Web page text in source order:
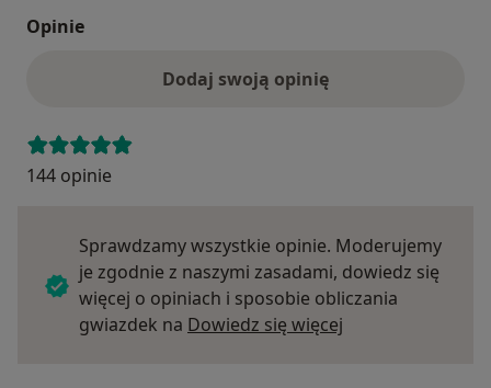
Opinie
Dodaj swoją opinię
144 opinie
Sprawdzamy wszystkie opinie. Moderujemy
je zgodnie z naszymi zasadami, dowiedz się
więcej o opiniach i sposobie obliczania
gwiazdek na Dowiedz się więcej